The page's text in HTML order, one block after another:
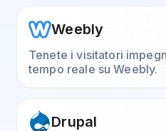
Weebly
Tenete i visitatori
tempo reale su Weebly.
Drupal